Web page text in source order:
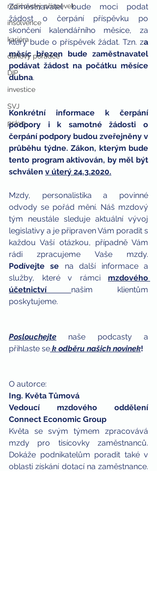
rodičovský příspěvek
insolvence
kariéra
daňový poradce
DIP
investice
SVJ
právo
Zaměstnavatel bude moci podat
žádost o čerpání příspěvku po
skončení kalendářního měsíce, za
který bude o příspěvek žádat. Tzn. za
měsíc březen bude zaměstnavatel
podávat žádost na počátku měsíce
dubna.
Konkrétní informace k čerpání
podpory i k samotné žádosti o
čerpání podpory budou zveřejněny v
průběhu týdne. Zákon, kterým bude
tento program aktivován, by měl být
schválen v úterý 24.3.2020.
Mzdy, personalistika a povinné
odvody se pořád mění. Náš mzdový
tým neustále sleduje aktuální vývoj
legislativy a je připraven Vám poradit s
každou Vaší otázkou, případně Vám
Podívejte se na další informace a
služby, které v rámci mzdového
účetnictví
našim klientům
poskytujeme.
Poslouchejte
naše podcasty a
přihlaste se k odběru našich novinek!
O autorce:
Ing. Květa Tůmová
Vedoucí mzdového oddělení
Connect Economic Group
Květa se svým týmem zpracovává
mzdy pro tisícovky zaměstnanců.
Dokáže podnikatelům poradit také v
oblasti získání dotací na zaměstnance.